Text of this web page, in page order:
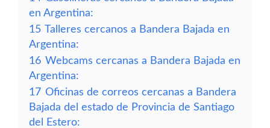
en Argentina:
15 Talleres cercanos a Bandera Bajada en
Argentina:
16 Webcams cercanas a Bandera Bajada en
Argentina:
17 Oficinas de correos cercanas a Bandera
Bajada del estado de Provincia de Santiago
del Estero: